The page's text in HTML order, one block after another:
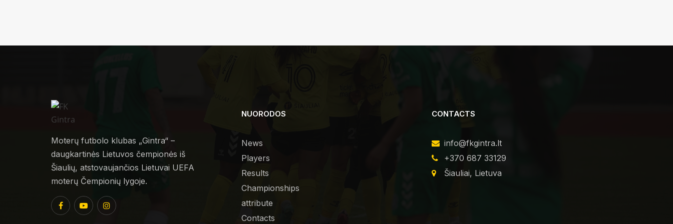
Moterų futbolo klubas „Gintra“ –
daugkartinės Lietuvos čempionės iš
Šiaulių, atstovaujančios Lietuvai UEFA
moterų Čempionių lygoje.
NUORODOS
News
Players
Results
Championships
attribute
Contacts
CONTACTS
info@fkgintra.lt
+370 687 33129
Šiauliai, Lietuva